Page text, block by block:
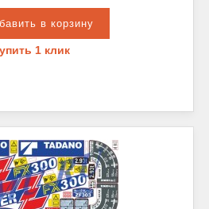
1 клик